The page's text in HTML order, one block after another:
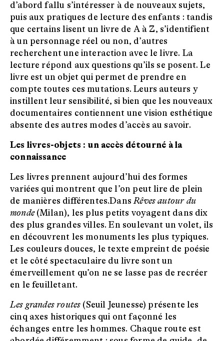
d’abord fallu s’intéresser à de nouveaux sujets,
puis aux pratiques de lecture des enfants : tandis
que certains lisent un livre de A à Z, s’identifient
à un personnage réel ou non, d’autres
recherchent une interaction avec le livre. La
lecture répond aux questions qu’ils se posent. Le
livre est un objet qui permet de prendre en
compte toutes ces mutations. Leurs auteurs y
instillent leur sensibilité, si bien que les nouveaux
documentaires contiennent une vision esthétique
absente des autres modes d’accès au savoir.
Les livres-objets : un accès détourné à la
connaissance
Les livres prennent aujourd’hui des formes
variées qui montrent que l’on peut lire de plein
de manières différentes.DansRêves autour du
monde(Milan), les plus petits voyagent dans dix
des plus grandes villes. En soulevant un volet, ils
en découvrent les monuments les plus typiques.
Les couleurs douces, le texte empreint de poésie
et le côté spectaculaire du livre sont un
émerveillement qu’on ne se lasse pas de recréer
en le feuilletant.
Les grandes routes (Seuil Jeunesse) présente les
cinq axes historiques qui ont façonné les
échanges entre les hommes. Chaque route est